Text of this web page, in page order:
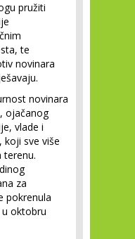
pružiti
te
novinara
novinara
ojačanog
vlade i
koji sve više
terenu.
za
pokrenula
oktobru